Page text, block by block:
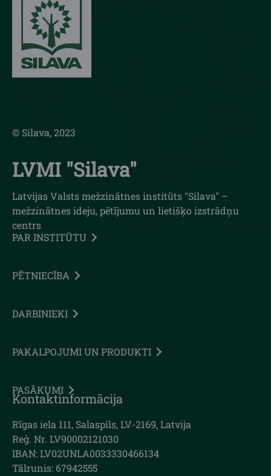
© Silava, 2023
LVMI "Silava"
Latvijas Valsts mežzinātnes institūts "Silava" –
mežzinātnes ideju, pētījumu un lietišķo izstrādņu
centrs
PAR INSTITŪTU
PĒTNIECĪBA
DARBINIEKI
PAKALPOJUMI UN PRODUKTI
PASĀKUMI
Kontaktinformācija
Rīgas iela 111, Salaspils, LV-2169, Latvija
Reģ. Nr. LV90002121030
IBAN: LV02UNLA0033330466134
Tālrunis: 67942555